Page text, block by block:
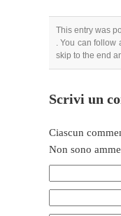
This entry was
. You can follow
skip to the end
Scrivi un
Ciascun
Non sono